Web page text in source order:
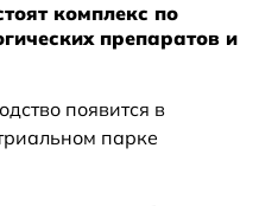
комплекс по
препаратов и
появится в
парке